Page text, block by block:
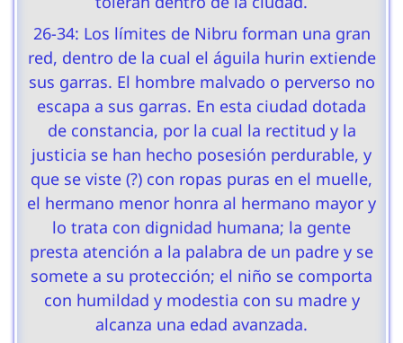
26-34: Los límites de Nibru forman una gran
red, dentro de la cual el águila hurin extiende
sus garras. El hombre malvado o perverso no
escapa a sus garras. En esta ciudad dotada
de constancia, por la cual la rectitud y la
justicia se han hecho posesión perdurable, y
que se viste (?) con ropas puras en el muelle,
el hermano menor honra al hermano mayor y
lo trata con dignidad humana; la gente
presta atención a la palabra de un padre y se
somete a su protección; el niño se comporta
con humildad y modestia con su madre y
alcanza una edad avanzada.